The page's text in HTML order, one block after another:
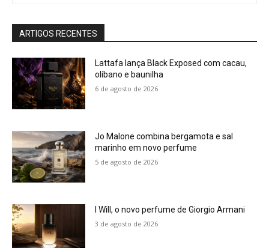
ARTIGOS RECENTES
Lattafa lança Black Exposed com cacau,
olíbano e baunilha
6 de agosto de 2026
Jo Malone combina bergamota e sal
marinho em novo perfume
5 de agosto de 2026
I Will, o novo perfume de Giorgio Armani
3 de agosto de 2026